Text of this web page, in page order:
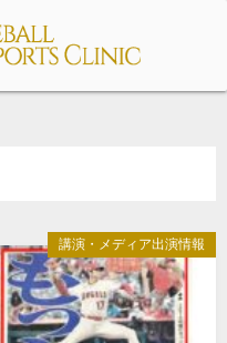
講演・メディア出演情報